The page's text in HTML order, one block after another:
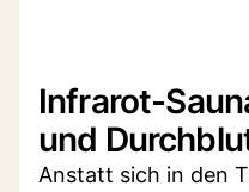
Infrarot-
und
Anstatt sich in den